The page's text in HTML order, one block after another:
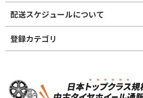
※商品ランクは出品者の主観により判断し
かじめご了承ください。
ホイールランク
配送スケジュールについて
登録カテゴリ
パーツ